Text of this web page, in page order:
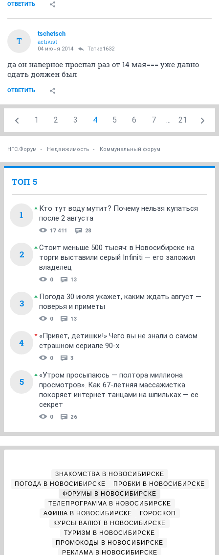
ОТВЕТИТЬ
T
tschetsch
activist
04 июня 2014 Татка1632
да он наверное проспал раз от 14 мая=== уже давно
сдать должен был
ОТВЕТИТЬ
1 2 3 4 5 6 7 ... 21
НГС.Форум Недвижимость Коммунальный форум
ТОП 5
1
Кто тут воду мутит? Почему нельзя купаться
после 2 августа
17 411 28
2
Стоит меньше 500 тысяч: в Новосибирске на
торги выставили серый Infiniti — его заложил
владелец
0 13
3
Погода 30 июля укажет, каким ждать август —
поверья и приметы
0 13
4
«Привет, детишки!» Чего вы не знали о самом
страшном сериале 90-х
0 3
5
«Утром просыпаюсь — полтора миллиона
просмотров». Как 67-летняя массажистка
покоряет интернет танцами на шпильках — ее
секрет
0 26
ЗНАКОМСТВА В НОВОСИБИРСКЕ
ПОГОДА В НОВОСИБИРСКЕ
ПРОБКИ В НОВОСИБИРСКЕ
ФОРУМЫ В НОВОСИБИРСКЕ
ТЕЛЕПРОГРАММА В НОВОСИБИРСКЕ
АФИША В НОВОСИБИРСКЕ
ГОРОСКОП
КУРСЫ ВАЛЮТ В НОВОСИБИРСКЕ
ТУРИЗМ В НОВОСИБИРСКЕ
ПРОМОКОДЫ В НОВОСИБИРСКЕ
РЕКЛАМА В НОВОСИБИРСКЕ